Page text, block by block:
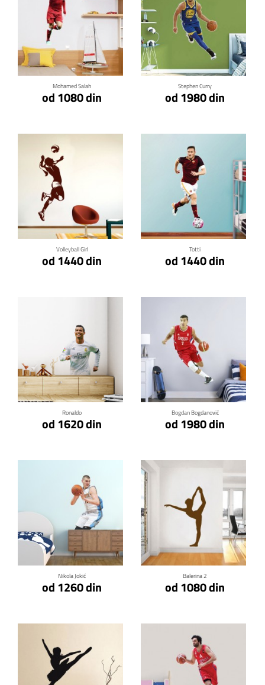
Mohamed Salah
od 1080 din
Klikni za detalje
Stephen Curry
od 1980 din
Klikni za detalje
Volleyball Girl
od 1440 din
Klikni za detalje
Totti
od 1440 din
Klikni za detalje
Ronaldo
od 1620 din
Klikni za detalje
Bogdan Bogdanović
od 1980 din
Klikni za detalje
Nikola Jokić
od 1260 din
Klikni za detalje
Balerina 2
od 1080 din
Klikni za detalje